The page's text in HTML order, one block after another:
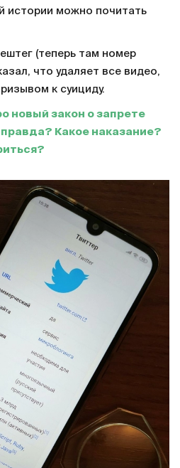
истории можно почитать
(теперь там номер
что удаляет все видео,
к суициду.
новый закон о запрете
Какое наказание?